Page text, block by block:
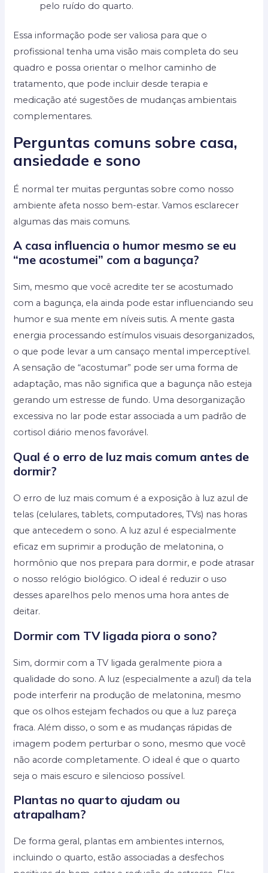
pelo ruído do quarto.
Essa informação pode ser valiosa para que o
profissional tenha uma visão mais completa do seu
quadro e possa orientar o melhor caminho de
tratamento, que pode incluir desde terapia e
medicação até sugestões de mudanças ambientais
complementares.
Perguntas comuns sobre casa,
ansiedade e sono
É normal ter muitas perguntas sobre como nosso
ambiente afeta nosso bem-estar. Vamos esclarecer
algumas das mais comuns.
A casa influencia o humor mesmo se eu
“me acostumei” com a bagunça?
Sim, mesmo que você acredite ter se acostumado
com a bagunça, ela ainda pode estar influenciando seu
humor e sua mente em níveis sutis. A mente gasta
energia processando estímulos visuais desorganizados,
o que pode levar a um cansaço mental imperceptível.
A sensação de “acostumar” pode ser uma forma de
adaptação, mas não significa que a bagunça não esteja
gerando um estresse de fundo. Uma desorganização
excessiva no lar pode estar associada a um padrão de
cortisol diário menos favorável.
Qual é o erro de luz mais comum antes de
dormir?
O erro de luz mais comum é a exposição à luz azul de
telas (celulares, tablets, computadores, TVs) nas horas
que antecedem o sono. A luz azul é especialmente
eficaz em suprimir a produção de melatonina, o
hormônio que nos prepara para dormir, e pode atrasar
o nosso relógio biológico. O ideal é reduzir o uso
desses aparelhos pelo menos uma hora antes de
deitar.
Dormir com TV ligada piora o sono?
Sim, dormir com a TV ligada geralmente piora a
qualidade do sono. A luz (especialmente a azul) da tela
pode interferir na produção de melatonina, mesmo
que os olhos estejam fechados ou que a luz pareça
fraca. Além disso, o som e as mudanças rápidas de
imagem podem perturbar o sono, mesmo que você
não acorde completamente. O ideal é que o quarto
seja o mais escuro e silencioso possível.
Plantas no quarto ajudam ou
atrapalham?
De forma geral, plantas em ambientes internos,
incluindo o quarto, estão associadas a desfechos